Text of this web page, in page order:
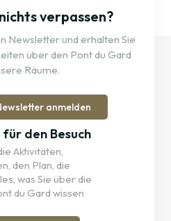
verpassen?
Newsletter und erhalten Sie
über den Pont du Gard
Räume.
anmelden
den Besuch
Aktivitäten,
den Plan, die
was Sie über die
du Gard wissen